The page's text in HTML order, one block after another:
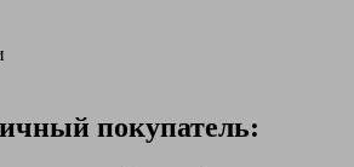
покупатель: